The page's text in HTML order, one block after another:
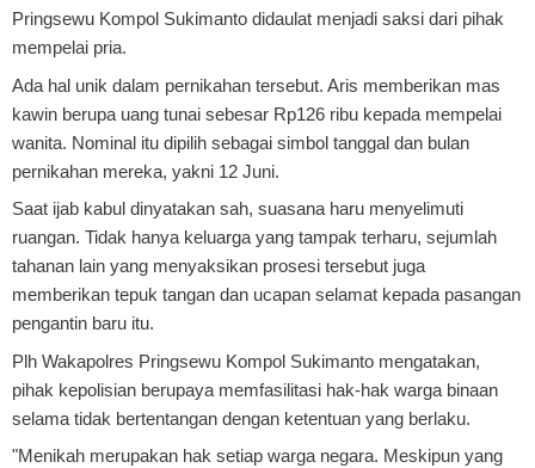
Pringsewu Kompol Sukimanto didaulat menjadi saksi dari pihak
mempelai pria.
Ada hal unik dalam pernikahan tersebut. Aris memberikan mas
kawin berupa uang tunai sebesar Rp126 ribu kepada mempelai
wanita. Nominal itu dipilih sebagai simbol tanggal dan bulan
pernikahan mereka, yakni 12 Juni.
Saat ijab kabul dinyatakan sah, suasana haru menyelimuti
ruangan. Tidak hanya keluarga yang tampak terharu, sejumlah
tahanan lain yang menyaksikan prosesi tersebut juga
memberikan tepuk tangan dan ucapan selamat kepada pasangan
pengantin baru itu.
Plh Wakapolres Pringsewu Kompol Sukimanto mengatakan,
pihak kepolisian berupaya memfasilitasi hak-hak warga binaan
selama tidak bertentangan dengan ketentuan yang berlaku.
"Menikah merupakan hak setiap warga negara. Meskipun yang